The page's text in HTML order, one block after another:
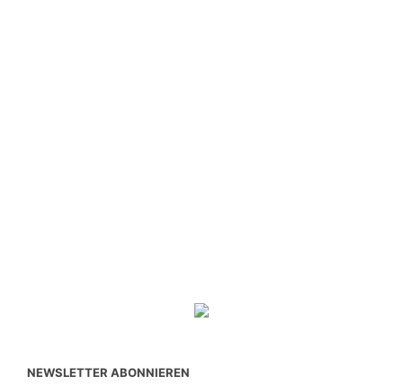
NEWSLETTER ABONNIEREN